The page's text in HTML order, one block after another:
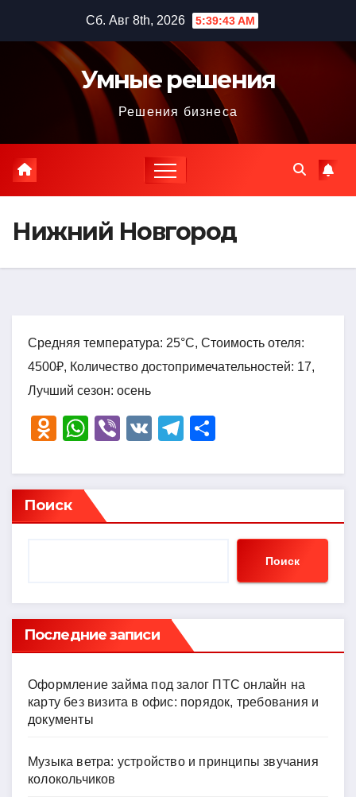
содержимому
Сб. Авг 8th, 2026 5:39:45 AM
Умные решения
Решения бизнеса
Нижний Новгород
Средняя температура: 25°C, Стоимость отеля:
4500₽, Количество достопримечательностей: 17,
Лучший сезон: осень
O
n
o
kl
ni
ki
W
at
s
A
Vi
er
V
T
e
a
р
в
ть
Поиск
Поиск
Последние записи
Оформление займа под залог ПТС онлайн на
карту без визита в офис: порядок, требования и
документы
Музыка ветра: устройство и принципы звучания
колокольчиков